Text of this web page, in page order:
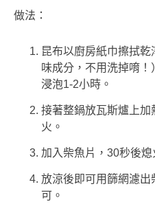
做法：
昆布以廚房紙巾擦拭
味成分，不用洗掉唷
浸泡1-2小時。
接著整鍋放瓦斯爐上
火。
加入柴魚片，30秒後熄
放涼後即可用篩網濾出
可。